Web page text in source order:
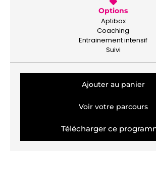
Options
Aptibox
Coaching
Entrainement intensif
Suivi
Ajouter au panier
Voir votre parcours
Télécharger ce